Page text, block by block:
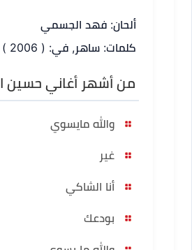
ألحان: فهد الجسمي
كلمات: ساهر, في: ( 2006 )
من أشهر أغاني حسين
والله مايسوي
غير
أنا الشاكي
بودعك